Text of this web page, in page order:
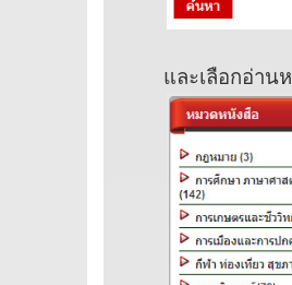
และเลือกอ่าน